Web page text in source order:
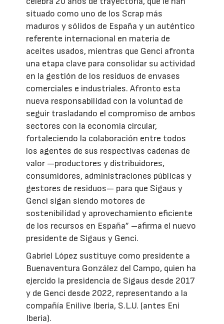
situado como uno de los Scrap más
maduros y sólidos de España y un auténtico
referente internacional en materia de
aceites usados, mientras que Genci afronta
una etapa clave para consolidar su actividad
en la gestión de los residuos de envases
comerciales e industriales. Afronto esta
nueva responsabilidad con la voluntad de
seguir trasladando el compromiso de ambos
sectores con la economía circular,
fortaleciendo la colaboración entre todos
los agentes de sus respectivas cadenas de
valor —productores y distribuidores,
consumidores, administraciones públicas y
gestores de residuos— para que Sigaus y
Genci sigan siendo motores de
sostenibilidad y aprovechamiento eficiente
de los recursos en España” –afirma el nuevo
presidente de Sigaus y Genci.
Gabriel López sustituye como presidente a
Buenaventura González del Campo, quien ha
ejercido la presidencia de Sigaus desde 2017
y de Genci desde 2022, representando a la
compañía Enilive Iberia, S.L.U. (antes Eni
Iberia).